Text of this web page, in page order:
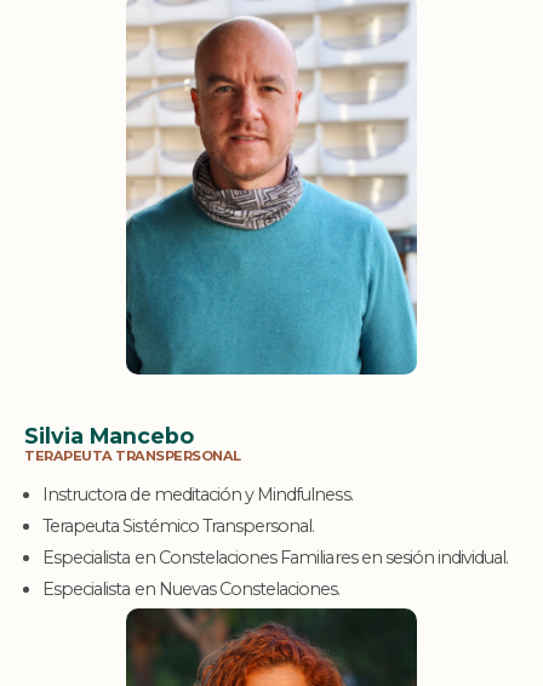
Silvia Mancebo
TERAPEUTA TRANSPERSONAL
Instructora de meditación y Mindfulness.
Terapeuta Sistémico Transpersonal.
Especialista en Constelaciones Familiares en sesión individual.
Especialista en Nuevas Constelaciones.